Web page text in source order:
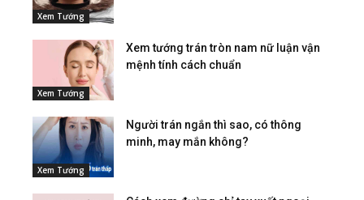
Xem Tướng
Xem Tướng
Xem tướng trán tròn nam nữ luận vận
mệnh tính cách chuẩn
Xem Tướng
Người trán ngắn thì sao, có thông
minh, may mắn không?